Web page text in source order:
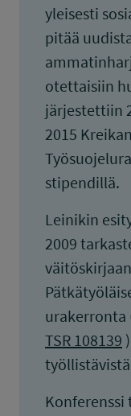
yleisesti
pitää
otettaisiin
järjestettiin
2015
stipendillä.
Leinikin
2009
urakerronta
TSR 108139